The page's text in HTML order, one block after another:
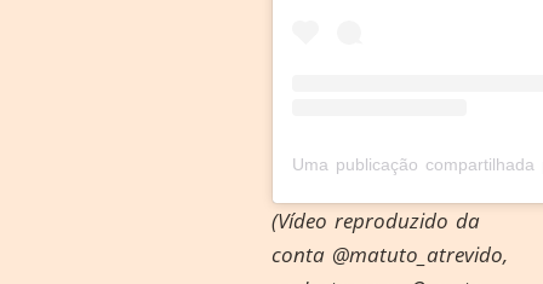
(Vídeo reproduzido da
conta @matuto_atrevido,